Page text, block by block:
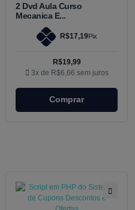
2 Dvd Aula Curso
Mecanica E...
R$17,19Pix
R$19,99
3x de R$6,66 sem juros
Comprar